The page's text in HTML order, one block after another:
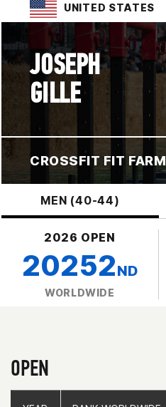
UNITED STATES
JOSEPH
GILLE
CROSSFIT FIT FARM
MEN (40-44)
2026 OPEN
20252ND
WORLDWIDE
OPEN